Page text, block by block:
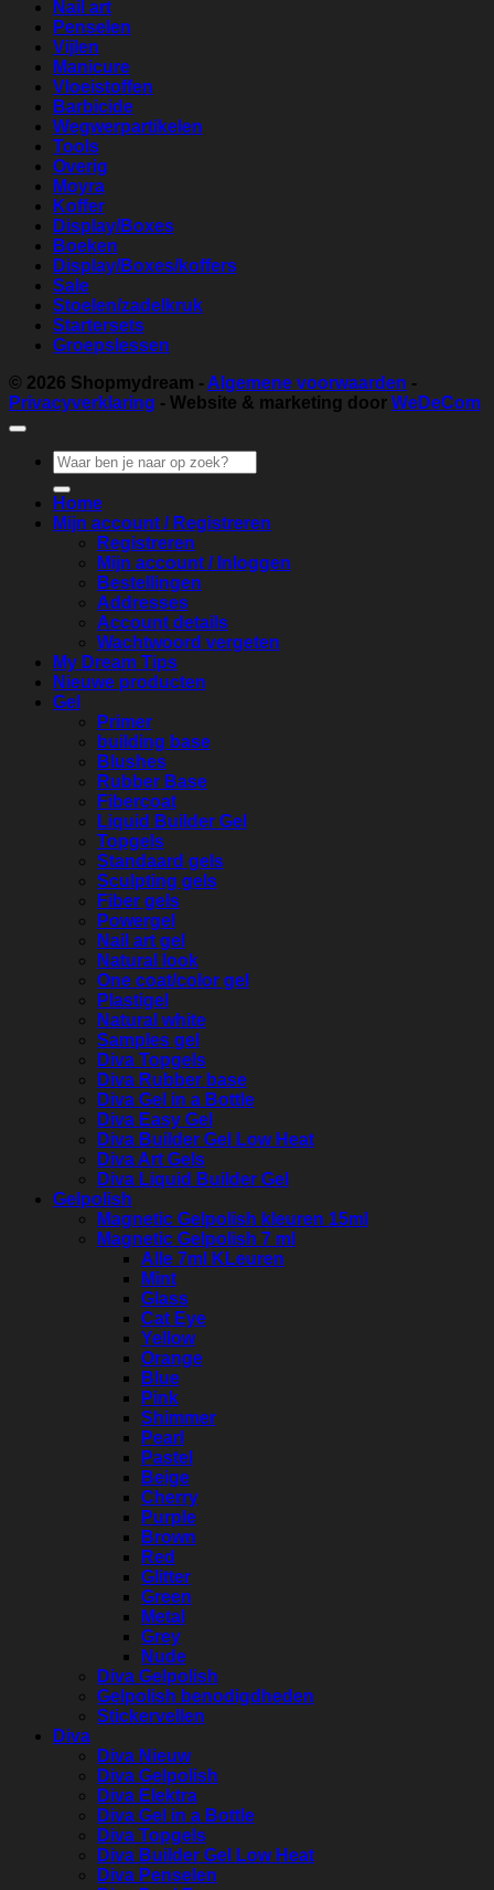
Nail art
Penselen
Vijlen
Manicure
Vloeistoffen
Barbicide
Wegwerpartikelen
Tools
Overig
Moyra
Koffer
Display/Boxes
Boeken
Display/Boxes/koffers
Sale
Stoelen/zadelkruk
Startersets
Groepslessen
© 2026 Shopmydream - Algemene voorwaarden -
Privacyverklaring - Website & marketing door WeDeCom
Zoeken
naar:
Home
Mijn account / Registreren
Registreren
Mijn account / Inloggen
Bestellingen
Addresses
Account details
Wachtwoord vergeten
My Dream Tips
Nieuwe producten
Gel
Primer
building base
Blushes
Rubber Base
Fibercoat
Liquid Builder Gel
Topgels
Standaard gels
Sculpting gels
Fiber gels
Powergel
Nail art gel
Natural look
One coat/color gel
Plastigel
Natural white
Samples gel
Diva Topgels
Diva Rubber base
Diva Gel in a Bottle
Diva Easy Gel
Diva Builder Gel Low Heat
Diva Art Gels
Diva Liquid Builder Gel
Gelpolish
Magnetic Gelpolish kleuren 15ml
Magnetic Gelpolish 7 ml
Alle 7ml KLeuren
Mint
Glass
Cat Eye
Yellow
Orange
Blue
Pink
Shimmer
Pearl
Pastel
Beige
Cherry
Purple
Brown
Red
Glitter
Green
Metal
Grey
Nude
Diva Gelpolish
Gelpolish benodigdheden
Stickervellen
Diva
Diva Nieuw
Diva Gelpolish
Diva Elektra
Diva Gel in a Bottle
Diva Topgels
Diva Builder Gel Low Heat
Diva Penselen